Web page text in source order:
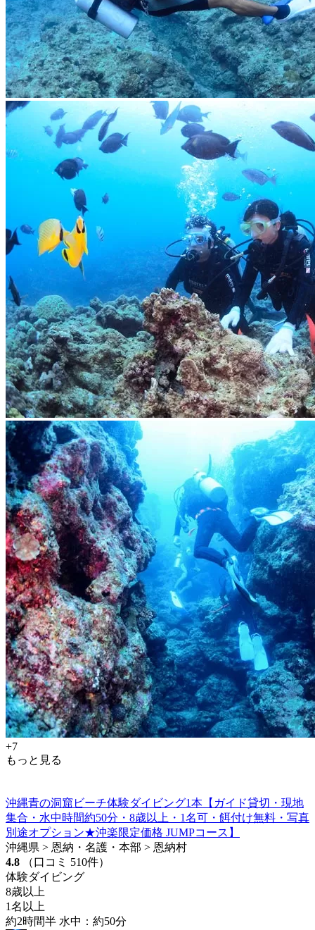
+7
もっと見る
沖縄青の洞窟ビーチ体験ダイビング1本【ガイド貸切・現地
集合・水中時間約50分・8歳以上・1名可・餌付け無料・写真
別途オプション★沖楽限定価格 JUMPコース】
沖縄県 > 恩納・名護・本部 > 恩納村
4.8
（口コミ 510件）
体験ダイビング
8歳以上
1名以上
約2時間半 水中：約50分